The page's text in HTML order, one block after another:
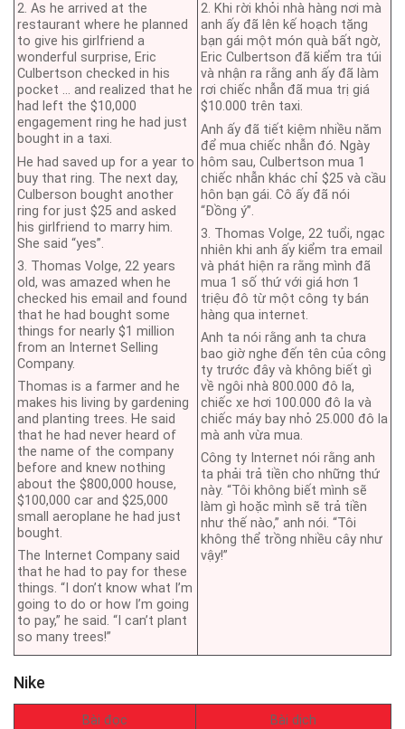
2. As he arrived at the
restaurant where he planned
to give his girlfriend a
wonderful surprise, Eric
Culbertson checked in his
pocket … and realized that he
had left the $10,000
engagement ring he had just
bought in a taxi.
He had saved up for a year to
buy that ring. The next day,
Culberson bought another
ring for just $25 and asked
his girlfriend to marry him.
She said “yes”.
3. Thomas Volge, 22 years
old, was amazed when he
checked his email and found
that he had bought some
things for nearly $1 million
from an Internet Selling
Company.
Thomas is a farmer and he
makes his living by gardening
and planting trees. He said
that he had never heard of
the name of the company
before and knew nothing
about the $800,000 house,
$100,000 car and $25,000
small aeroplane he had just
bought.
The Internet Company said
that he had to pay for these
things. “I don’t know what I’m
going to do or how I’m going
to pay,” he said. “I can’t plant
so many trees!”
2. Khi rời khỏi nhà hàng nơi mà
anh ấy đã lên kế hoạch tặng
bạn gái một món quà bất ngờ,
Eric Culbertson đã kiểm tra túi
và nhận ra rằng anh ấy đã làm
rơi chiếc nhẫn đã mua trị giá
$10.000 trên taxi.
Anh ấy đã tiết kiệm nhiều năm
để mua chiếc nhẫn đó. Ngày
hôm sau, Culbertson mua 1
chiếc nhẫn khác chỉ $25 và cầu
hôn bạn gái. Cô ấy đã nói
“Đồng ý”.
3. Thomas Volge, 22 tuổi, ngạc
nhiên khi anh ấy kiểm tra email
và phát hiện ra rằng mình đã
mua 1 số thứ với giá hơn 1
triệu đô từ một công ty bán
hàng qua internet.
Anh ta nói rằng anh ta chưa
bao giờ nghe đến tên của công
ty trước đây và không biết gì
về ngôi nhà 800.000 đô la,
chiếc xe hơi 100.000 đô la và
chiếc máy bay nhỏ 25.000 đô la
mà anh vừa mua.
Công ty Internet nói rằng anh
ta phải trả tiền cho những thứ
này. “Tôi không biết mình sẽ
làm gì hoặc mình sẽ trả tiền
như thế nào,” anh nói. “Tôi
không thể trồng nhiều cây như
vậy!”
Nike
Bài đọc Bài dịch